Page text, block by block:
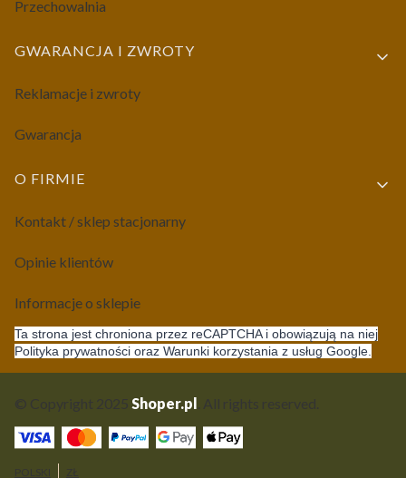
Przechowalnia
GWARANCJA I ZWROTY
Reklamacje i zwroty
Gwarancja
O FIRMIE
Kontakt / sklep stacjonarny
Opinie klientów
Informacje o sklepie
Ta strona jest chroniona przez reCAPTCHA i obowiązują na niej
Polityka prywatności oraz Warunki korzystania z usług Google.
Shoper.pl